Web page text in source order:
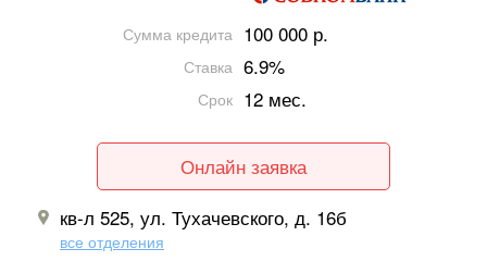
Сумма кредита 100 000 р.
Ставка 6.9%
Срок 12 мес.
Онлайн заявка
кв-л 525, ул. Тухачевского, д. 16б
все отделения